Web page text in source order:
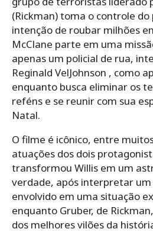
(Rickman) toma o controle do
intenção de roubar milhões
McClane parte em uma
apenas um policial de rua,
Reginald VelJohnson , como
enquanto busca eliminar os
reféns e se reunir com sua
Natal.
O filme é icônico, entre
atuações dos dois
transformou Willis em um
verdade, após interpretar
envolvido em uma situação
enquanto Gruber, de
dos melhores vilões da